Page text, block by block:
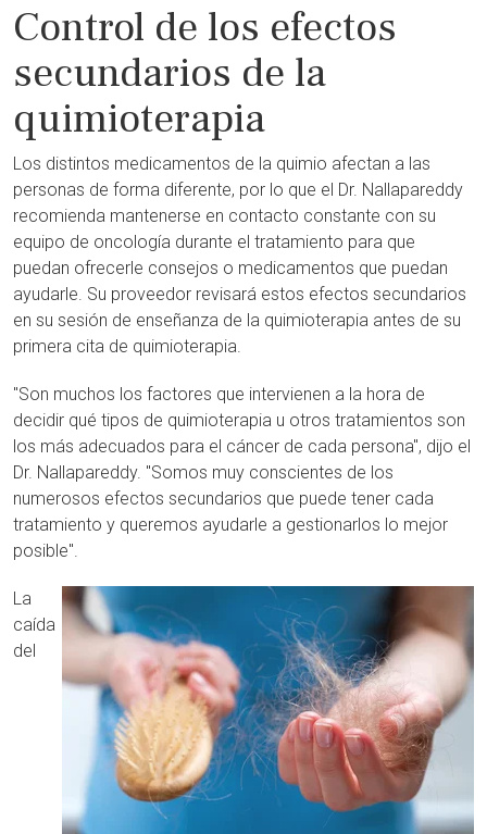
Control de los efectos
secundarios de la
quimioterapia
Los distintos medicamentos de la quimio afectan a las
personas de forma diferente, por lo que el Dr. Nallapareddy
recomienda mantenerse en contacto constante con su
equipo de oncología durante el tratamiento para que
puedan ofrecerle consejos o medicamentos que puedan
ayudarle. Su proveedor revisará estos efectos secundarios
en su sesión de enseñanza de la quimioterapia antes de su
primera cita de quimioterapia.
"Son muchos los factores que intervienen a la hora de
decidir qué tipos de quimioterapia u otros tratamientos son
los más adecuados para el cáncer de cada persona", dijo el
Dr. Nallapareddy. "Somos muy conscientes de los
numerosos efectos secundarios que puede tener cada
tratamiento y queremos ayudarle a gestionarlos lo mejor
posible".
La
caída
del